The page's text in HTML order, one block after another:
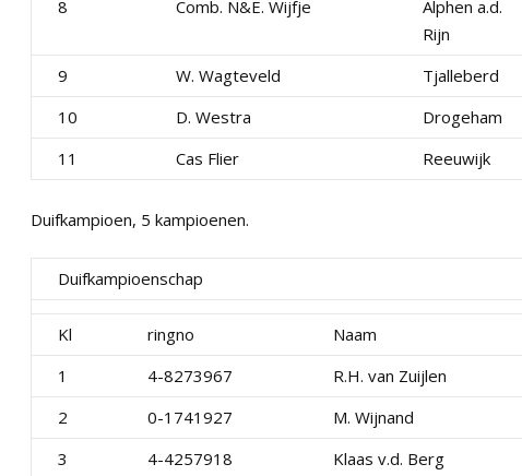
8
Comb. N&E. Wijfje
Alphen a.d.
Rijn
9 W. Wagteveld Tjalleberd
10
D. Westra Drogeham
11
Cas Flier Reeuwijk
Duifkampioen, 5 kampioenen.
Duifkampioenschap
Kl ringno Naam
1
4-8273967 R.H. van Zuijlen
2
0-1741927 M. Wijnand
3
4-4257918 Klaas v.d. Berg